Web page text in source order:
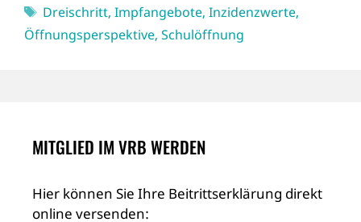
Schlagwörter
Dreischritt, Impfangebote, Inzidenzwerte,
Öffnungsperspektive, Schulöffnung
MITGLIED IM VRB WERDEN
Hier können Sie Ihre Beitrittserklärung direkt
online versenden: